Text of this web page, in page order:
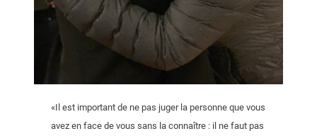
«Il est important de ne pas juger la personne que vous
avez en face de vous sans la connaître : il ne faut pas